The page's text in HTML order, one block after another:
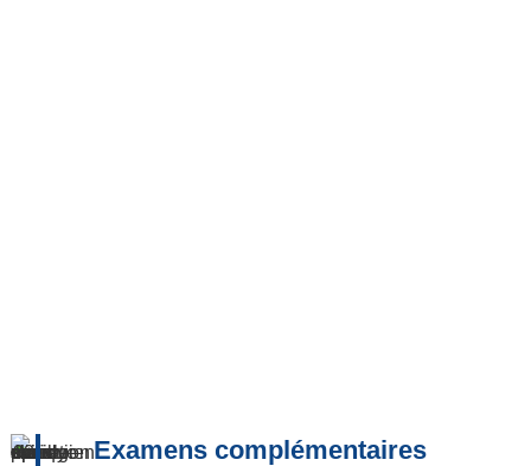
Examens complémentaires